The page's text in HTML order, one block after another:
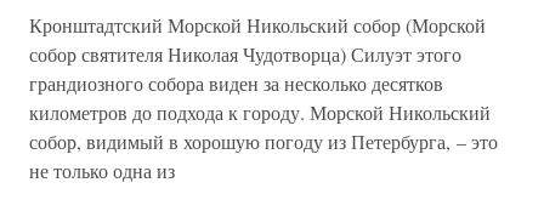
Кронштадтский Морской Никольский собор (Морской
собор святителя Николая Чудотворца) Силуэт этого
грандиозного собора виден за несколько десятков
километров до подхода к городу. Морской Никольский
собор, видимый в хорошую погоду из Петербурга, – это
не только одна из